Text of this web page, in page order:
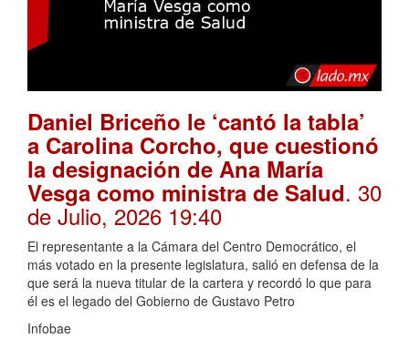
Daniel Briceño le ‘cantó la tabla’
a Carolina Corcho, que cuestionó
la designación de Ana María
Vesga como ministra de Salud. 30
de Julio, 2026 19:40
El representante a la Cámara del Centro Democrático, el
más votado en la presente legislatura, salió en defensa de la
que será la nueva titular de la cartera y recordó lo que para
él es el legado del Gobierno de Gustavo Petro
Infobae